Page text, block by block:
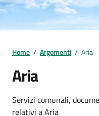
Home / Argomenti / Aria
Aria
Dettagli
Servizi comunali,
relativi a Aria